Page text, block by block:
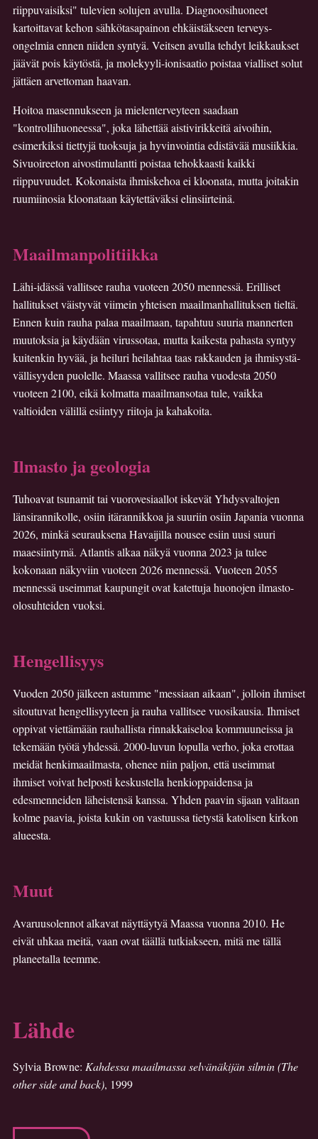
riippuvaisiksi" tulevien solujen avulla. Diagnoosihuoneet
kartoittavat kehon sähkötasapainon ehkäistäkseen terveys­
ongelmia ennen niiden syntyä. Veitsen avulla tehdyt leikkaukset
jäävät pois käytöstä, ja molekyyli-ionisaatio poistaa vialliset solut
jättäen arvettoman haavan.
Hoitoa masennukseen ja mielenterveyteen saadaan
"kontrollihuoneessa", joka lähettää aistivirikkeitä aivoihin,
esimerkiksi tiettyjä tuoksuja ja hyvinvointia edistävää musiikkia.
Sivuoireeton aivostimulantti poistaa tehokkaasti kaikki
riippuvuudet. Kokonaista ihmiskehoa ei kloonata, mutta joitakin
ruumiinosia kloonataan käytettäväksi elinsiirteinä.
Maailmanpolitiikka
Lähi-idässä vallitsee rauha vuoteen 2050 mennessä. Erilliset
hallitukset väistyvät viimein yhteisen maailmanhallituksen tieltä.
Ennen kuin rauha palaa maailmaan, tapahtuu suuria mannerten
muutoksia ja käydään virussotaa, mutta kaikesta pahasta syntyy
kuitenkin hyvää, ja heiluri heilahtaa taas rakkauden ja ihmisystä­
vällisyyden puolelle. Maassa vallitsee rauha vuodesta 2050
vuoteen 2100, eikä kolmatta maailmansotaa tule, vaikka
valtioiden välillä esiintyy riitoja ja kahakoita.
Ilmasto ja geologia
Tuhoavat tsunamit tai vuorovesiaallot iskevät Yhdysvaltojen
länsirannikolle, osiin itärannikkoa ja suuriin osiin Japania vuonna
2026, minkä seurauksena Havaijilla nousee esiin uusi suuri
maaesiintymä. Atlantis alkaa näkyä vuonna 2023 ja tulee
kokonaan näkyviin vuoteen 2026 mennessä. Vuoteen 2055
mennessä useimmat kaupungit ovat katettuja huonojen ilmasto-
olosuhteiden vuoksi.
Hengellisyys
Vuoden 2050 jälkeen astumme "messiaan aikaan", jolloin ihmiset
sitoutuvat hengellisyyteen ja rauha vallitsee vuosikausia. Ihmiset
oppivat viettämään rauhallista rinnakkaiseloa kommuuneissa ja
tekemään työtä yhdessä. 2000-luvun lopulla verho, joka erottaa
meidät henkimaailmasta, ohenee niin paljon, että useimmat
ihmiset voivat helposti keskustella henkioppaidensa ja
edesmenneiden läheistensä kanssa. Yhden paavin sijaan valitaan
kolme paavia, joista kukin on vastuussa tietystä katolisen kirkon
alueesta.
Muut
Avaruusolennot alkavat näyttäytyä Maassa vuonna 2010. He
eivät uhkaa meitä, vaan ovat täällä tutkiakseen, mitä me tällä
planeetalla teemme.
Lähde
Sylvia Browne: Kahdessa maailmassa selvänäkijän silmin (The
other side and back), 1999